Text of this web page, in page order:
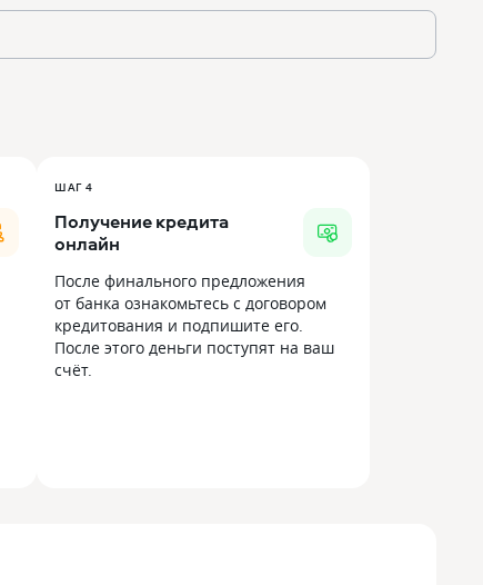
ШАГ 4
Получение кредита
онлайн
После финального предложения
от банка ознакомьтесь с договором
кредитования и подпишите его.
После этого деньги поступят на ваш
счёт.